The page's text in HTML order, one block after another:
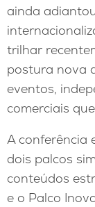
ainda
trilhar
postura nova
eventos,
comerciais
A conferência
dois palcos
conteúdos
e o Palco